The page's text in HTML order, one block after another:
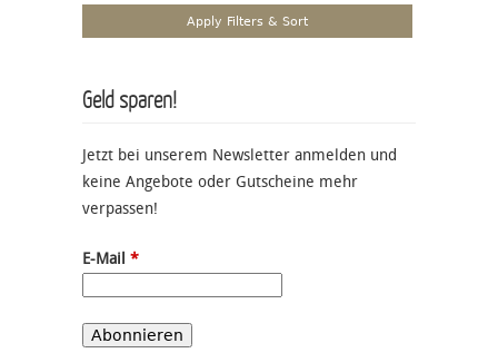
Geld sparen!
Jetzt bei unserem Newsletter anmelden und
keine Angebote oder Gutscheine mehr
verpassen!
E-Mail *